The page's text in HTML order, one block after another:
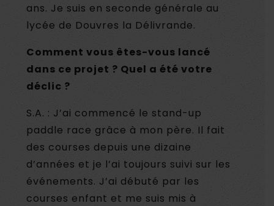
ans. Je suis en seconde générale au
lycée de Douvres la Délivrande.
Comment vous êtes-vous lancé
dans ce projet ? Quel a été votre
déclic ?
S.A. : J’ai commencé le stand-up
paddle race grâce à mon père. Il fait
des courses depuis une dizaine
d’années et je l’ai toujours suivi sur les
événements. J’ai débuté par les
courses enfant et me suis mis à